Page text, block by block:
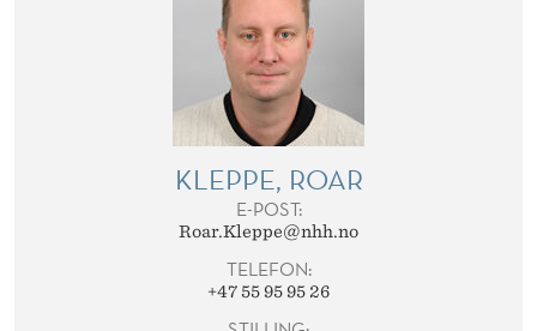
KLEPPE, ROAR
E-POST:
Roar.Kleppe@nhh.no
TELEFON:
+47 55 95 95 26